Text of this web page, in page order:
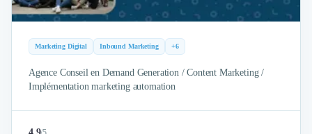
Marketing Digital Inbound Marketing +6
Agence Conseil en Demand Generation / Content Marketing /
Implémentation marketing automation